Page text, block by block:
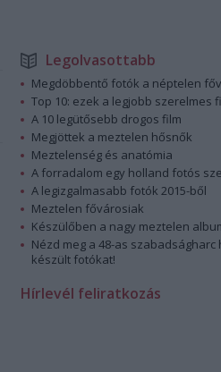
Legolvasottabb
Megdöbbentő fotók a néptelen
Top 10: ezek a legjobb szerelmes
A 10 legütősebb drogos film
Megjöttek a meztelen hősnők
Meztelenség és anatómia
A forradalom egy holland fotós
A legizgalmasabb fotók 2015-ből
Meztelen fővárosiak
Készülőben a nagy meztelen
Nézd meg a 48-as szabadságharc
készült fotókat!
Hírlevél feliratkozás